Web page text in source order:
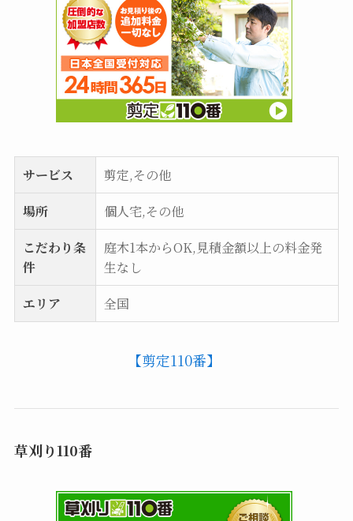
サービス
剪定,その他
場所
個人宅,その他
こだわり条
件
庭木1本からOK,見積金額以上の料金発
生なし
エリア
全国
【剪定110番】
草刈り110番